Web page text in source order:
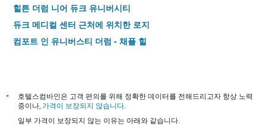
힐튼 더럼 니어 듀크 유니버시티
듀크 메디컬 센터 근처에 위치한 로지
컴포트 인 유니버스티 더럼 - 채플 힐
*
호텔스컴바인은 고객 편의를 위해 정확한 데이터를 전해드리고자 항상 노력
중이나, 가격이 보장되지 않습니다.
일부 가격이 보장되지 않는 이유는 아래와 같습니다.